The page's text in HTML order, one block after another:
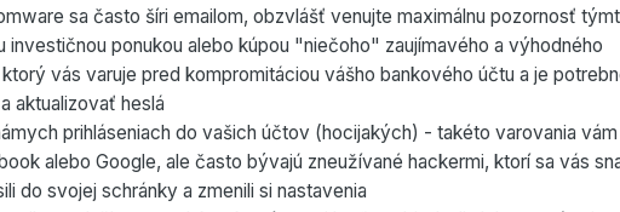
sa často šíri emailom, obzvlášť venujte maximálnu pozornosť
investičnou ponukou alebo kúpou "niečoho" zaujímavého a výhodného
vás varuje pred kompromitáciou vášho bankového účtu a je
aktualizovať heslá
prihláseniach do vašich účtov (hocijakých) - takéto varovania
alebo Google, ale často bývajú zneužívané hackermi, ktorí sa vás
do svojej schránky a zmenili si nastavenia